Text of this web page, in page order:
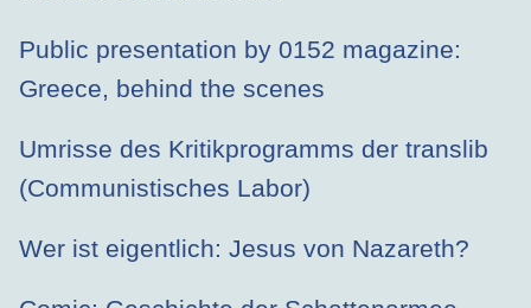
Public presentation by 0152 magazine:
Greece, behind the scenes
Umrisse des Kritikprogramms der translib
(Communistisches Labor)
Wer ist eigentlich: Jesus von Nazareth?